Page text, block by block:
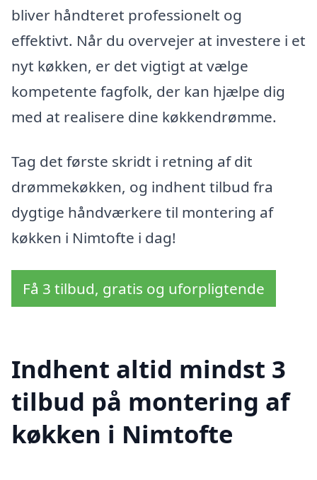
bliver håndteret professionelt og
effektivt. Når du overvejer at investere i et
nyt køkken, er det vigtigt at vælge
kompetente fagfolk, der kan hjælpe dig
med at realisere dine køkkendrømme.
Tag det første skridt i retning af dit
drømmekøkken, og indhent tilbud fra
dygtige håndværkere til montering af
køkken i Nimtofte i dag!
Få 3 tilbud, gratis og uforpligtende
Indhent altid mindst 3
tilbud på montering af
køkken i Nimtofte